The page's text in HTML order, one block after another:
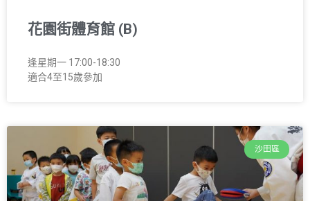
花園街體育館 (B)
逢星期一 17:00-18:30
適合4至15歲參加
沙田區